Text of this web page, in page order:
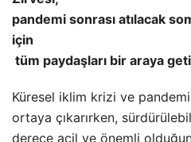
pandemi sonrası atılacak
için
tüm paydaşları bir araya
Küresel iklim krizi ve
ortaya çıkarırken,
derece acil ve önemli